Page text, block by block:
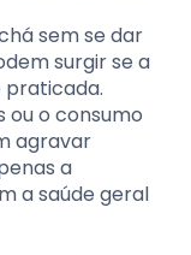
sem se dar
surgir se a
praticada.
ou o consumo
agravar
a
a saúde geral